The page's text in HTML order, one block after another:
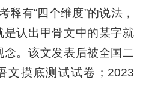
释有“四个维度”的说法，
是认出甲骨文中的某字就
念。该文发表后被全国二
文摸底测试试卷；2023